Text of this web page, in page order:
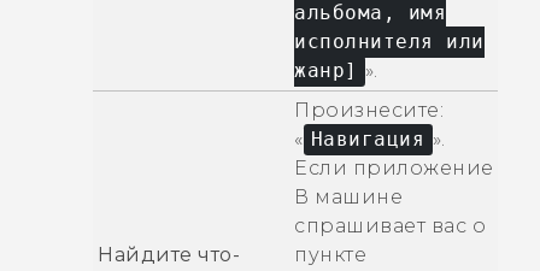
альбома, имя
исполнителя или
жанр]
».
Найдите что-
Произнесите:
« Навигация ».
Если приложение
В машине
спрашивает вас о
пункте